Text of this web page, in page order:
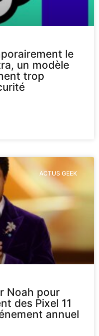
le
un modèle
trop
ACTUS GEEK
Noah pour
des Pixel 11
annuel